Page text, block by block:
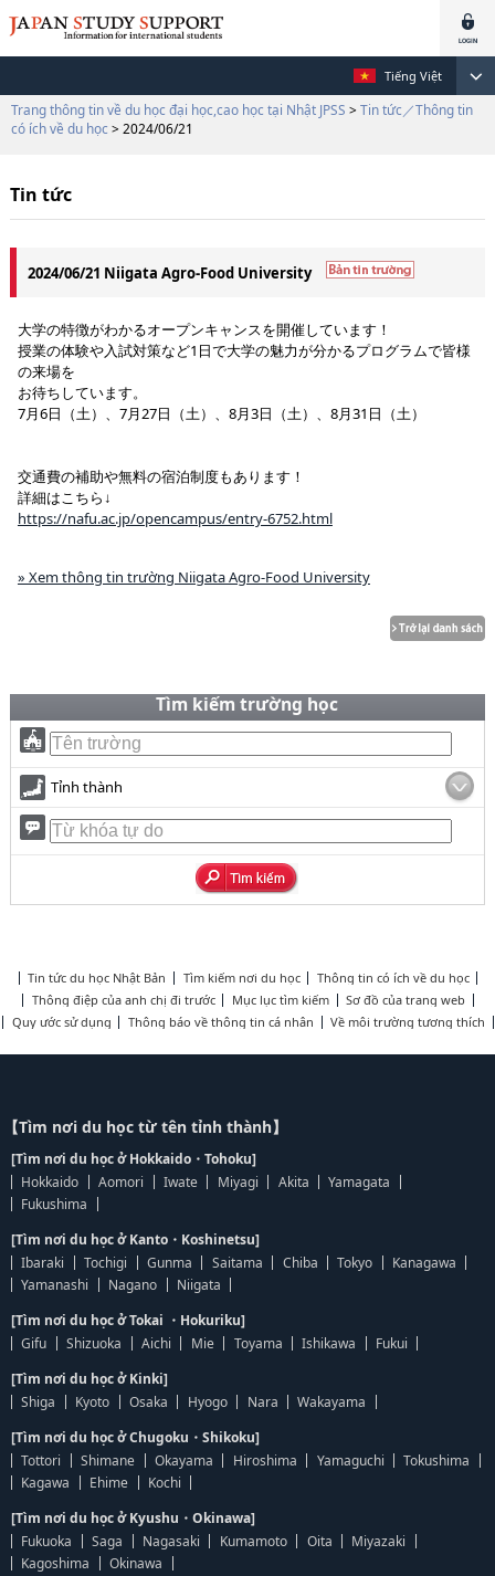
Tiếng Việt
Trang thông tin về du học đại học,cao học tại Nhật JPSS > Tin tức／Thông tin
có ích về du học > 2024/06/21
Tin tức
2024/06/21 Niigata Agro-Food University
大学の特徴がわかるオープンキャンスを開催しています！
授業の体験や入試対策など1日で大学の魅力が分かるプログラムで皆様
の来場を
お待ちしています。
7月6日（土）、7月27日（土）、8月3日（土）、8月31日（土）
交通費の補助や無料の宿泊制度もあります！
詳細はこちら↓
https://nafu.ac.jp/opencampus/entry-6752.html
» Xem thông tin trường Niigata Agro-Food University
Tìm kiếm trường học
Tỉnh thành
Tin tức du học Nhật Bản Tìm kiếm nơi du học
Thông tin có ích về du học
Thông điệp của anh chị đi trước
Mục lục tìm kiếm
Sơ đồ của trang web
Quy ước sử dụng
Thông báo về thông tin cá nhân Về môi trường tương thích
【Tìm nơi du học từ tên tỉnh thành】
[Tìm nơi du học ở Hokkaido・Tohoku]
Hokkaido
Aomori Iwate Miyagi Akita
Yamagata
Fukushima
[Tìm nơi du học ở Kanto・Koshinetsu]
Ibaraki
Tochigi Gunma Saitama Chiba Tokyo
Kanagawa
Yamanashi
Nagano
Niigata
[Tìm nơi du học ở Tokai ・Hokuriku]
Gifu
Shizuoka Aichi Mie Toyama Ishikawa
Fukui
[Tìm nơi du học ở Kinki]
Shiga
Kyoto Osaka Hyogo Nara
Wakayama
[Tìm nơi du học ở Chugoku・Shikoku]
Tottori
Shimane Okayama Hiroshima Yamaguchi
Tokushima
Kagawa
Ehime
Kochi
[Tìm nơi du học ở Kyushu・Okinawa]
Fukuoka
Saga Nagasaki Kumamoto Oita
Miyazaki
Kagoshima
Okinawa